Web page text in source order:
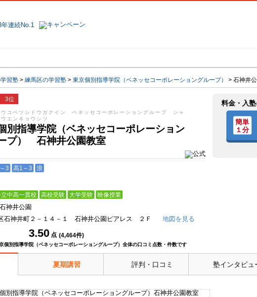
習塾 > 練馬区の学習塾 > 東京個別指導学院（ベネッセコーポレーショングループ） > 石神井
3位
ウコベツシドウガクイン ベネッセコーポレーショングループ シャ
エンキョウシツ
別指導学院（ベネッセコーポレーション
プ） 石神井公園教室
3 高1～3 浪
中高一貫校 高校受験 大学受験 映像授業
神井公園
石神井町２－１４－１ 石神井公園ピアレス ２Ｆ
地図を見る
3.50 点 (4,464件)
個別指導学院（ベネッセコーポレーショングループ）全体の口コミ点数・件数です
料金・入
夏期講習 評判・口コミ 塾インタビュ